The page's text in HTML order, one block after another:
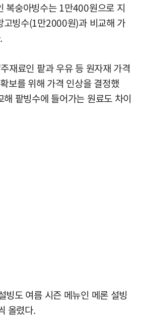
복숭아빙수는 1만400원으로 지
고빙수(1만2000원)과 비교해 가
재료인 팥과 우유 등 원자재 가격
보를 위해 가격 인상을 결정했
팥빙수에 들어가는 원료도 차이
빙도 여름 시즌 메뉴인 메론 설빙
올렸다.